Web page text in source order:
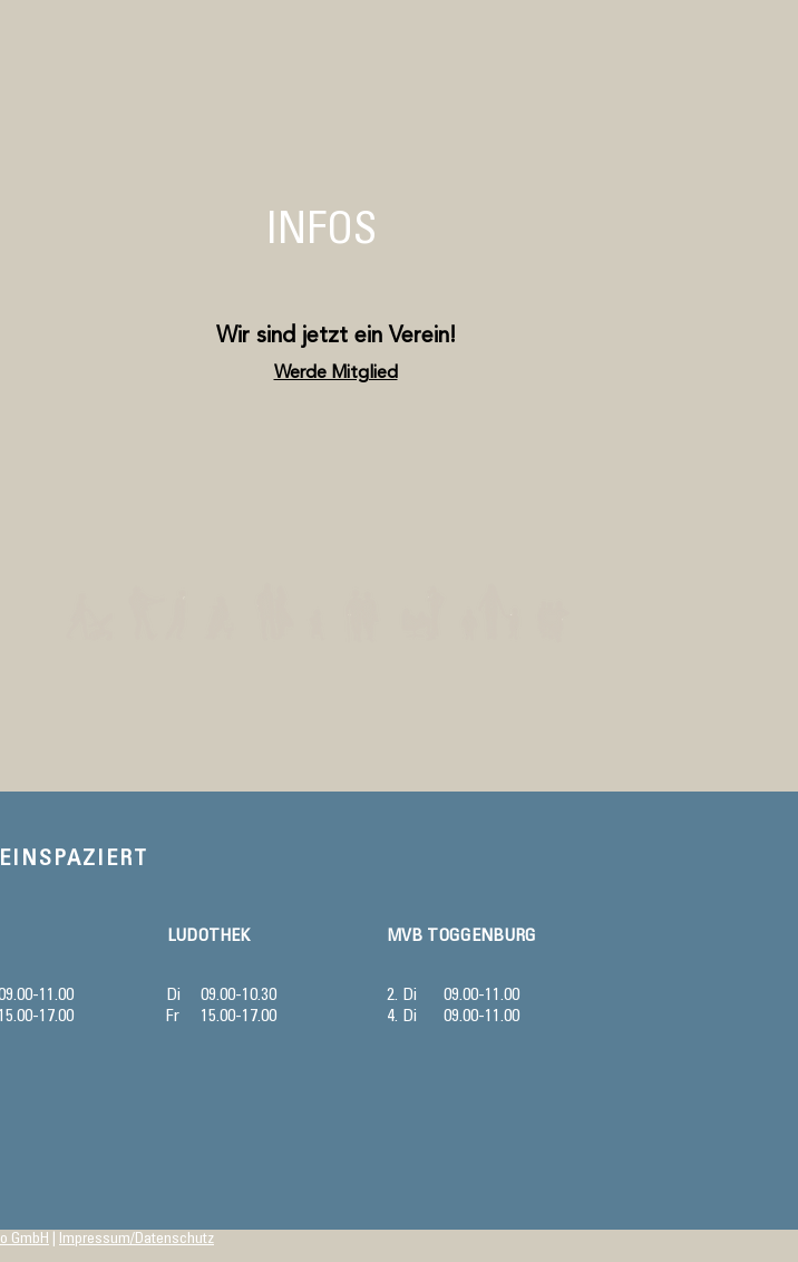
INFOS
Wir sind jetzt ein Verein!
Werde Mitglied
LUDOTHEK MVB TOGGENBURG
11.00
15.00-17.00
Di
Fr
09.00-10.30
15.00-17.00
2. Di
4. Di
09.00-11.00
09.00-11.00
GmbH Impressum/Datenschutz